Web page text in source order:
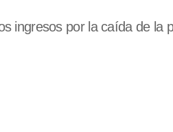
ingresos por la caída de